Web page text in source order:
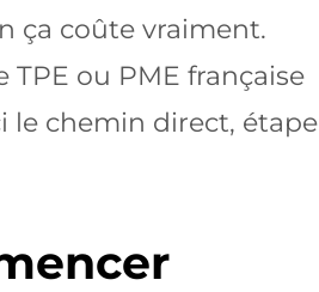
ça coûte vraiment.
ou PME française
le chemin direct, étape